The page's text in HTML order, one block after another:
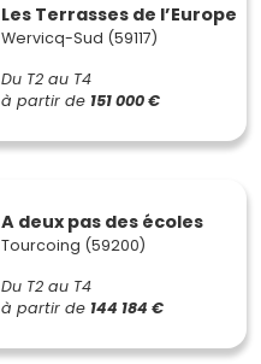
Les Terrasses de l’Europe
Wervicq-Sud (59117)
Du T2 au T4
à partir de 151 000 €
A deux pas des écoles
Tourcoing (59200)
Du T2 au T4
à partir de 144 184 €